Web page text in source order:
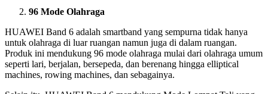
96 Mode Olahraga
HUAWEI Band 6 adalah smartband yang sempurna tidak hanya
untuk olahraga di luar ruangan namun juga di dalam ruangan.
Produk ini mendukung 96 mode olahraga mulai dari olahraga umum
seperti lari, berjalan, bersepeda, dan berenang hingga elliptical
machines, rowing machines, dan sebagainya.